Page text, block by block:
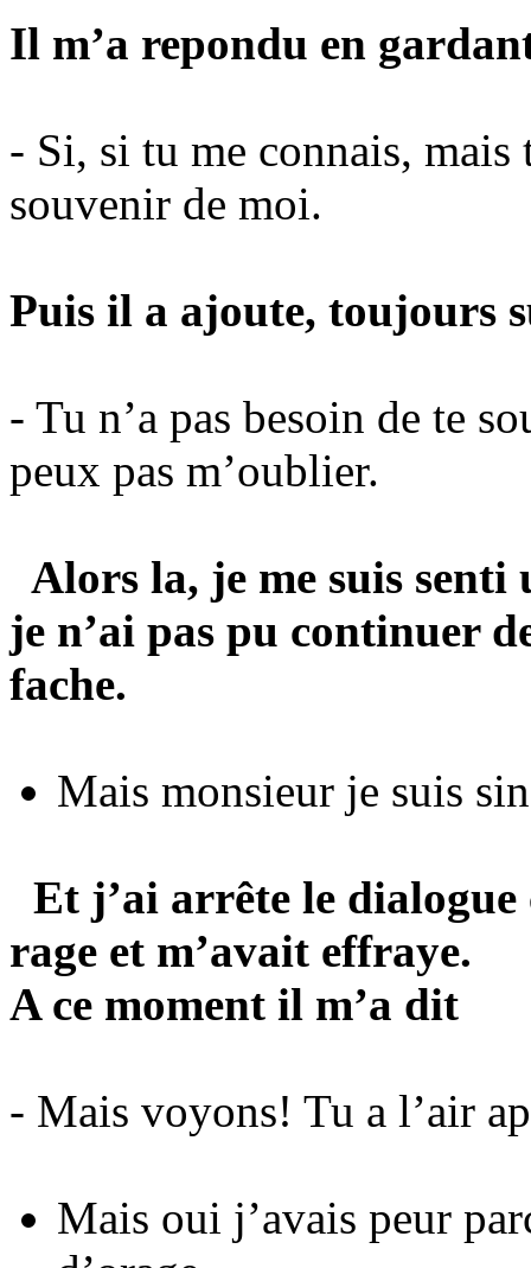
Il m’a repondu en
- Si, si tu me connais,
souvenir de moi.
Puis il a ajoute, toujours
- Tu n’a pas besoin de te
peux pas m’oublier.
Alors la, je me suis senti
je n’ai pas pu continuer
fache.
Mais monsieur je suis
Et j’ai arrête le
rage et m’avait effraye.
A ce moment il m’a dit
- Mais voyons! Tu a l’air
Mais oui j’avais peur